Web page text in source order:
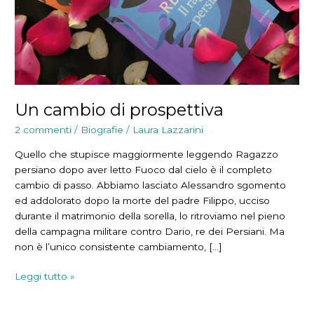
Un cambio di prospettiva
2 commenti / Biografie / Laura Lazzarini
Quello che stupisce maggiormente leggendo Ragazzo
persiano dopo aver letto Fuoco dal cielo è il completo
cambio di passo. Abbiamo lasciato Alessandro sgomento
ed addolorato dopo la morte del padre Filippo, ucciso
durante il matrimonio della sorella, lo ritroviamo nel pieno
della campagna militare contro Dario, re dei Persiani. Ma
non è l’unico consistente cambiamento, […]
Un
Leggi tutto »